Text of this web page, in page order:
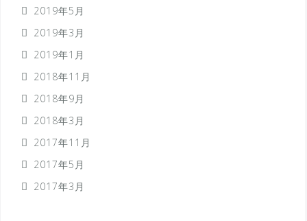
2019年5月
2019年3月
2019年1月
2018年11月
2018年9月
2018年3月
2017年11月
2017年5月
2017年3月